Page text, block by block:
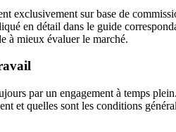
exclusivement sur base de
en détail dans le guide
à mieux évaluer le marché.
par un engagement à temps
et quelles sont les conditions